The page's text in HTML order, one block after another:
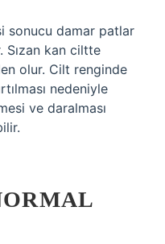
sonucu damar patlar
Sızan kan ciltte
olur. Cilt renginde
nedeniyle
ve daralması